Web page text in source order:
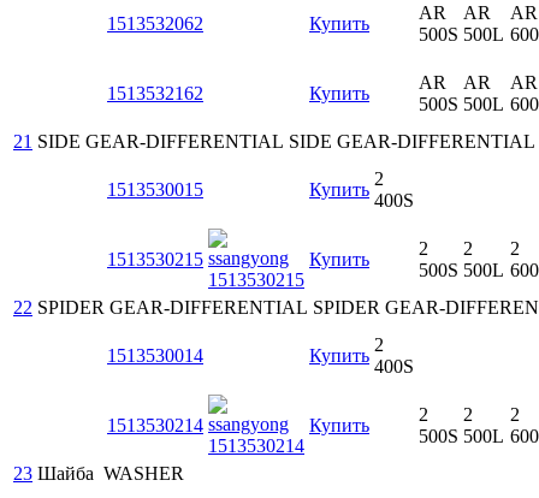
1513532062 Купить
AR
500S
AR
500L
AR
1513532162 Купить
AR
500S
AR
500L
AR
21 SIDE GEAR-DIFFERENTIAL SIDE GEAR-DIFFERENTIAL
1513530015 Купить
2
400S
1513530215 Купить
2
500S
2
500L
2
22 SPIDER GEAR-DIFFERENTIAL SPIDER GEAR-
1513530014 Купить
2
400S
1513530214 Купить
2
500S
2
500L
2
23 Шайба WASHER